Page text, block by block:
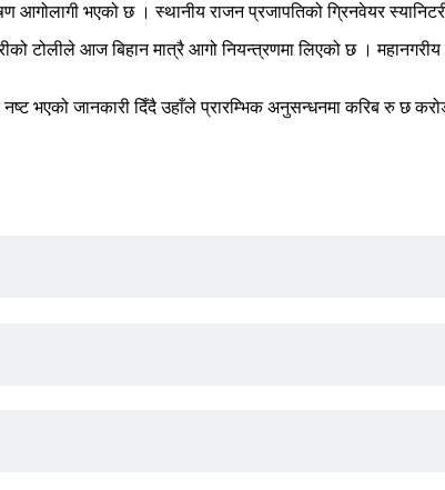
आगोलागी भएको छ । स्थानीय राजन प्रजापतिको ग्रिनवेयर
टोलीले आज बिहान मात्रै आगो नियन्त्रणमा लिएको छ । महानगरीय
भएको जानकारी दिँदै उहाँले प्रारम्भिक अनुसन्धनमा करिब रु छ